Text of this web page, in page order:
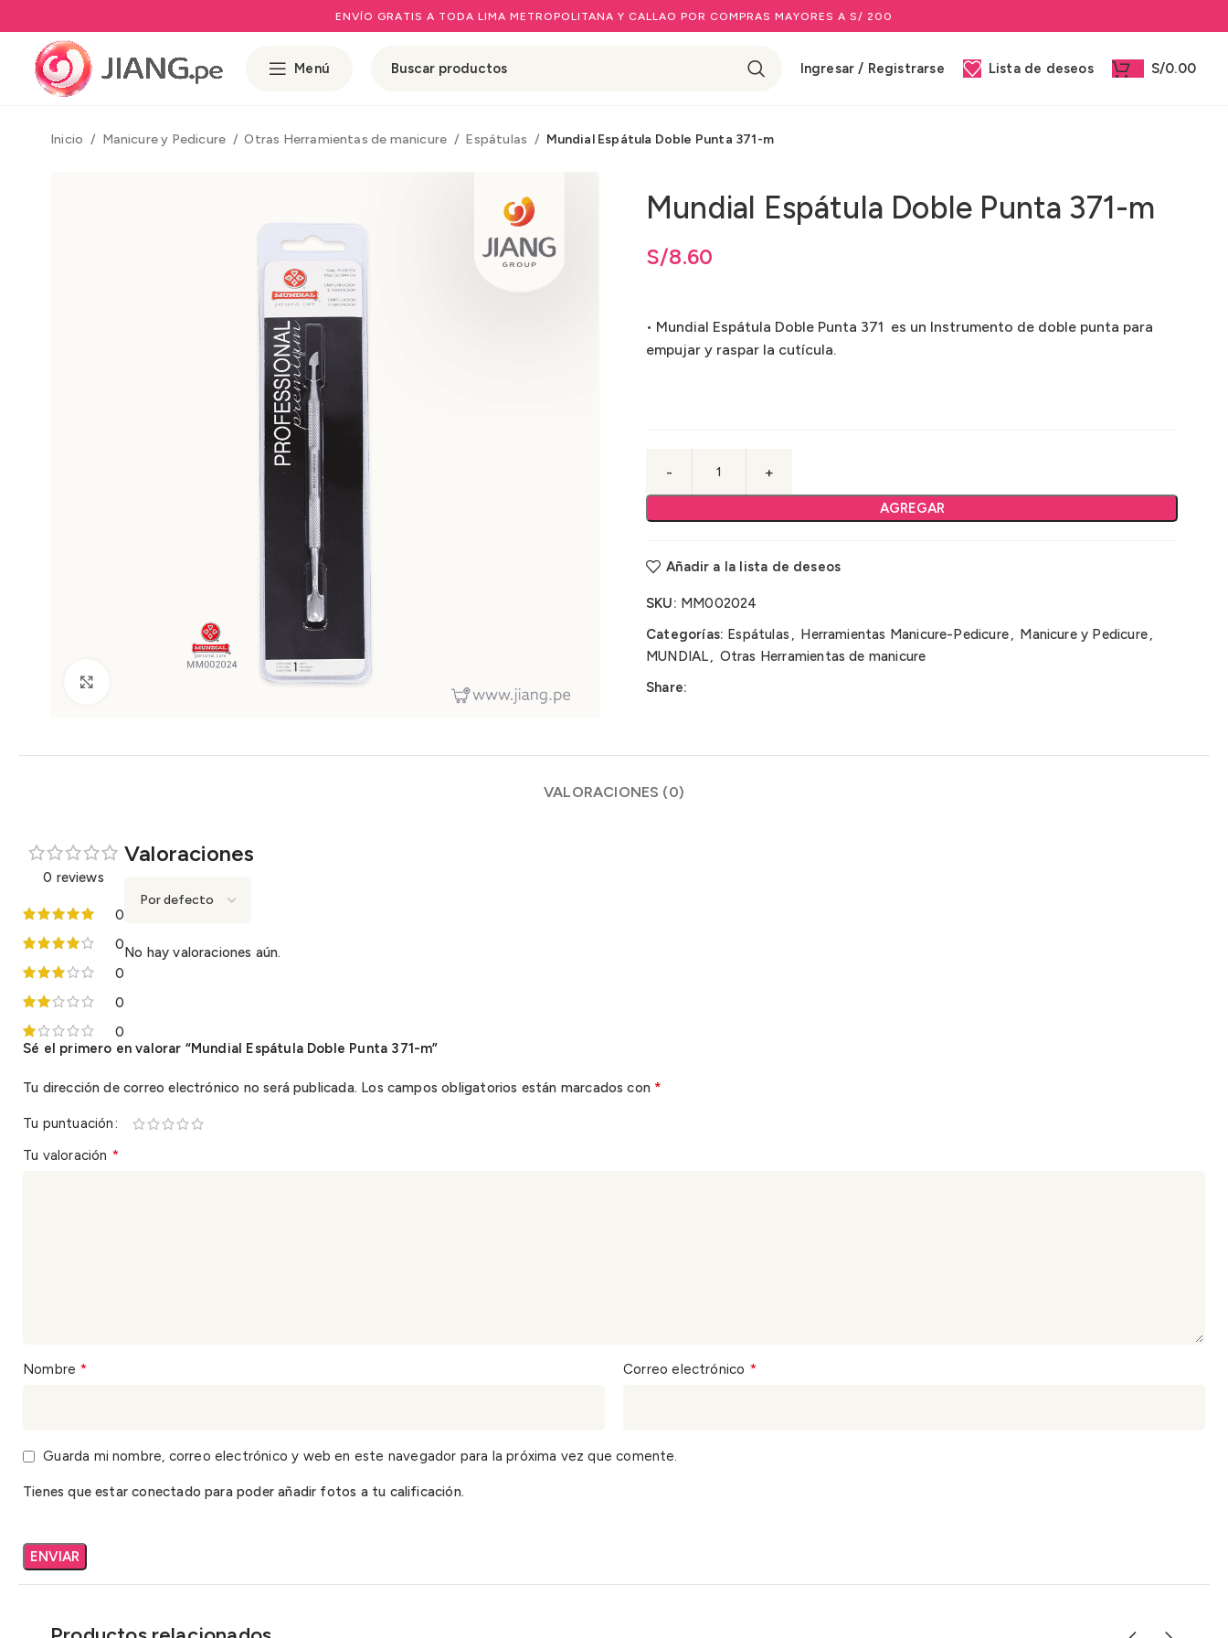
ENVÍO GRATIS A TODA LIMA METROPOLITANA Y CALLAO POR COMPRAS MAYORES A S/ 200
Menú Ingresar / Registrarse Lista de deseos S/0.00
Inicio Manicure y Pedicure Otras Herramientas de manicure Espátulas Mundial Espátula Doble Punta 371-m
Mundial Espátula Doble Punta 371-m
S/8.60
• Mundial Espátula Doble Punta 371 es un Instrumento de doble punta para
empujar y raspar la cutícula.
AGREGAR
Añadir a la lista de deseos
SKU: MM002024
Categorías: Espátulas , Herramientas Manicure-Pedicure, Manicure y Pedicure,
MUNDIAL, Otras Herramientas de manicure
Share:
VALORACIONES (0)
0 reviews
0
0
0
0
0
Valoraciones
No hay valoraciones aún.
Sé el primero en valorar “Mundial Espátula Doble Punta 371-m”
Tu dirección de correo electrónico no será publicada. Los campos obligatorios están marcados con*
Tu puntuación
Tu valoración *
Nombre * Correo electrónico *
Guarda mi nombre, correo electrónico y web en este navegador para la próxima vez que comente.
Tienes que estar conectado para poder añadir fotos a tu calificación.